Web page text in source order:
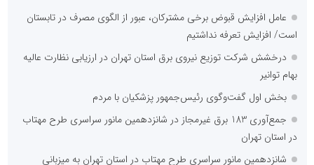
مهمترین نیازمندی ساختار اطلاع رسانی روابط عمومی های نوین کدام
گزینه است؟
راه اندازی خبرگزاری داخلی
همراهی شبکه های اجتماعی و پیام رسان ها
پخش آنلاین تمامی رویدادها
ارائه خدمات آموزشی برای مخاطیان هدف
درج کلیه خدمات اطلاع رسانی در بستر اینترنت
کاهش هزینه های درج خبر در رسانه ها